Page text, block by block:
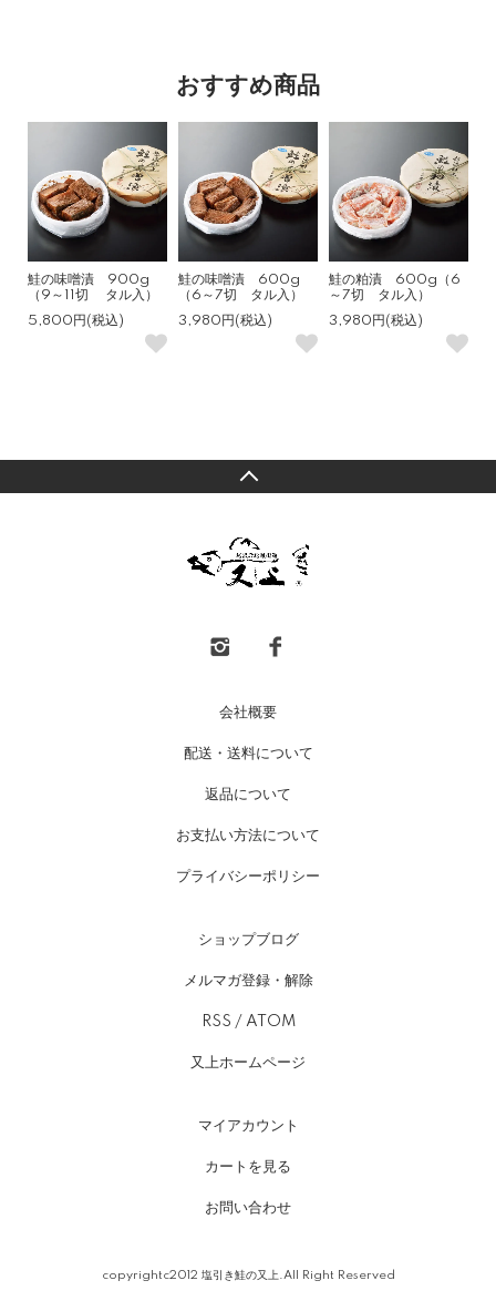
おすすめ商品
鮭の味噌漬 900g
（9～11切 タル入）
5,800円(税込)
鮭の味噌漬 600g
（6～7切 タル入）
3,980円(税込)
鮭の粕漬 600g（6
～7切 タル入）
3,980円(税込)
会社概要
配送・送料について
返品について
お支払い方法について
プライバシーポリシー
ショップブログ
メルマガ登録・解除
RSS / ATOM
又上ホームページ
マイアカウント
カートを見る
お問い合わせ
copyrightc2012 塩引き鮭の又上.All Right Reserved